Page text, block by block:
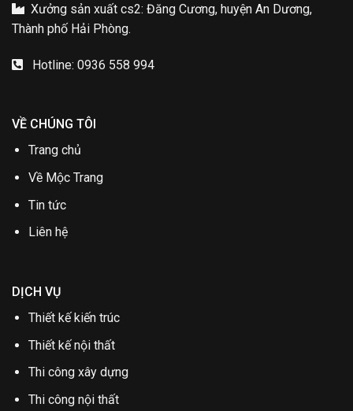
Xưởng sản xuất cs2: Đăng Cương, huyện An Dương,
Thành phố Hải Phòng.
Hotline: 0936 558 994
VỀ CHÚNG TÔI
Trang chủ
Về Mộc Trang
Tin tức
Liên hệ
DỊCH VỤ
Thiết kế kiến trúc
Thiết kế nội thất
Thi công xây dựng
Thi công nội thất